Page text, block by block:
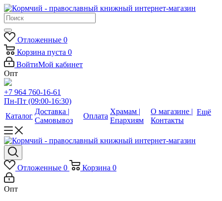
Отложенные 0
Корзина пуста 0
ВойтиМой кабинет
Опт
+7 964 760-16-61
Пн-Пт (09:00-16:30)
Каталог
Доставка |
Самовывоз
Оплата
Храмам |
Епархиям
О магазине |
Контакты
Ещё
Отложенные 0 Корзина 0
Опт